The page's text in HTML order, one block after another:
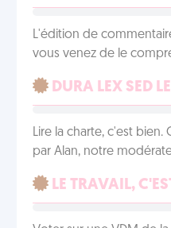
L'édition de
vous venez de le
DURA LEX SED
Lire la charte, c'est
par Alan, notre
LE TRAVAIL,